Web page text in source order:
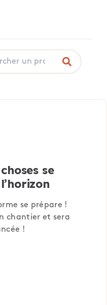
se
se prépare !
chantier et sera
!